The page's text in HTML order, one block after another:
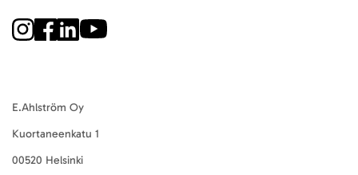
E.Ahlström Oy
Kuortaneenkatu 1
00520 Helsinki